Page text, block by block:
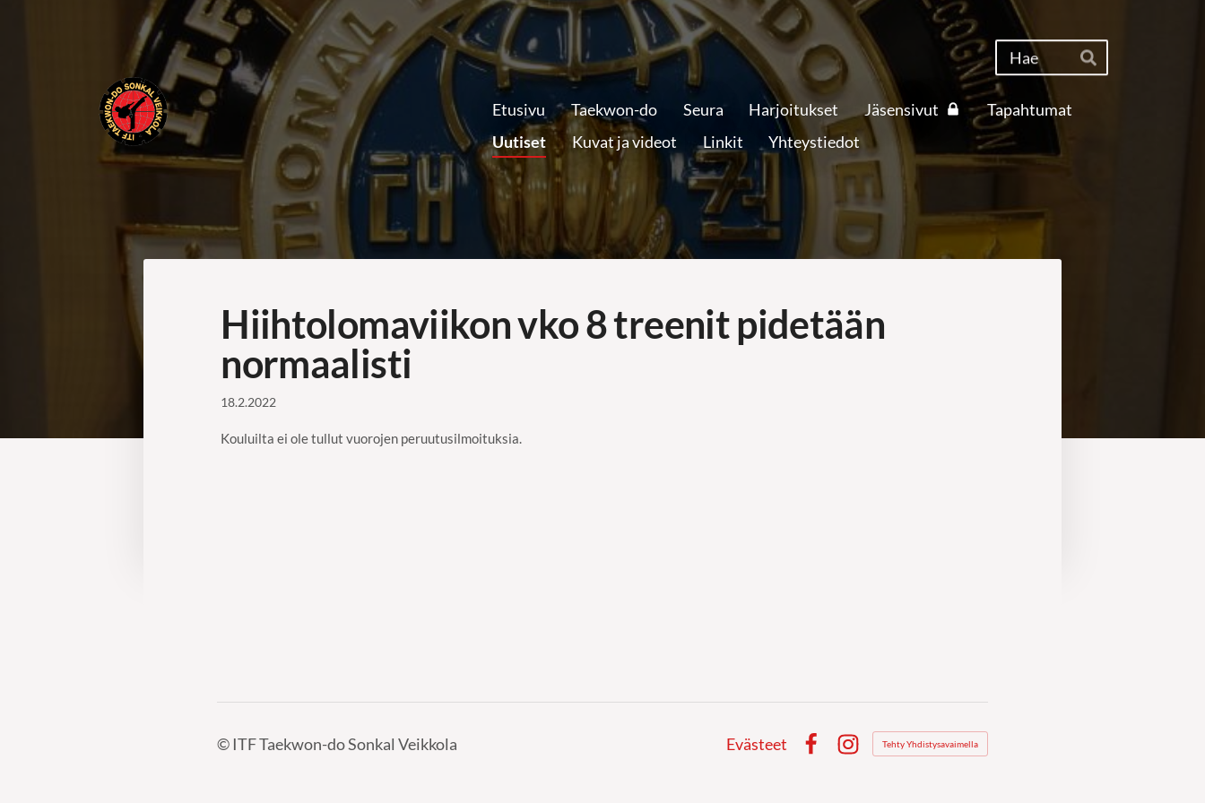
Haku
Hae
ITF Taekwon-do Sonkal Veikkola Etusivu Taekwon-do Seura Harjoitukset Jäsensivut
Tapahtumat
Uutiset
Kuvat ja videot Linkit Yhteystiedot
Hiihtolomaviikon vko 8 treenit pidetään
normaalisti
18.2.2022
Kouluilta ei ole tullut vuorojen peruutusilmoituksia.
© ITF Taekwon-do Sonkal Veikkola
Evästeet
Instagram
Tehty Yhdistysavaimella